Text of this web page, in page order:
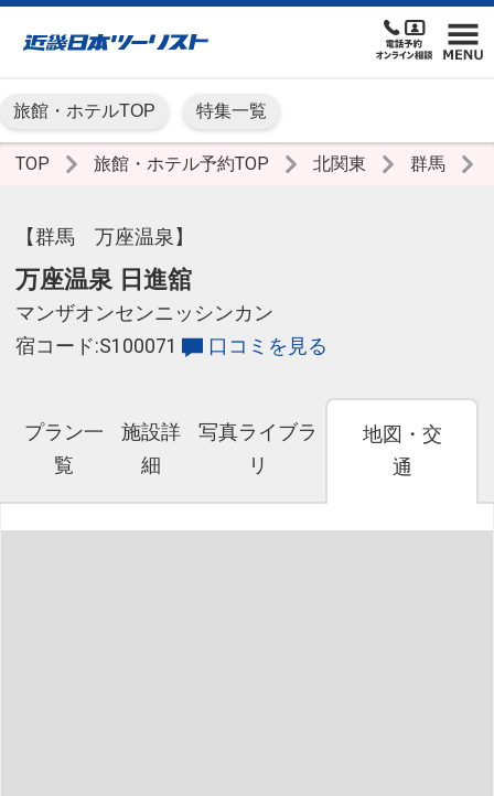
旅館・ホテルTOP 特集一覧
TOP 旅館・ホテル予約TOP 北関東 群馬
【群馬 万座温泉】
万座温泉 日進舘
マンザオンセンニッシンカン
宿コード:S100071
口コミを見る
プラン一
覧
施設詳
細
写真ライブラ
リ
地図・交
通